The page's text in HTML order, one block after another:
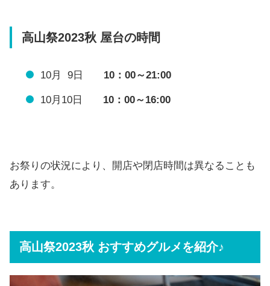
高山祭2023秋 屋台の時間
10月 9日 10：00～21:00
10月10日 10：00～16:00
お祭りの状況により、開店や閉店時間は異なることも
あります。
高山祭2023秋 おすすめグルメを紹介♪